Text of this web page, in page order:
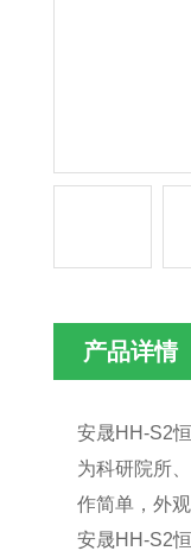
产品详情
安晟HH-S2
为科研院所
作简单，外
安晟HH-S2